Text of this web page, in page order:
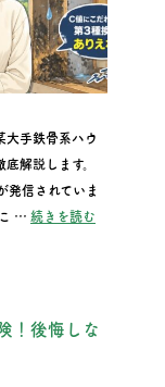
大手鉄骨系ハウ
解説します。
発信されていま
… 続きを読む“大手鉄骨
！後悔しな